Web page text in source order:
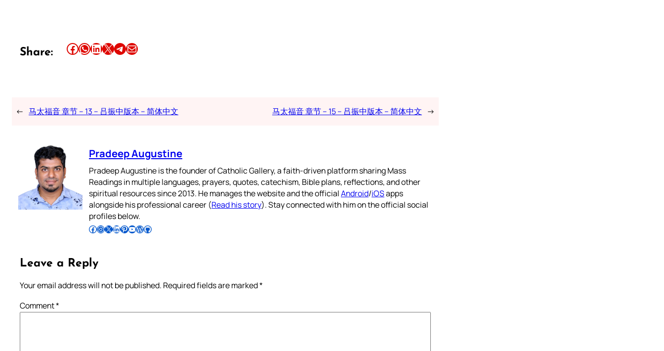
Share: Share this article on Facebook Share this article on WhatsApp Share this article on LinkedIn Share this article on X Share this article on TelegramEmail this Article
← 马太福音 章节 – 13 – 吕振中版本 – 简体中文 马太福音 章节 – 15 – 吕振中版本 – 简体中文 →
Pradeep Augustine
Pradeep Augustine is the founder of Catholic Gallery, a faith-driven platform sharing Mass
Readings in multiple languages, prayers, quotes, catechism, Bible plans, reflections, and other
spiritual resources since 2013. He manages the website and the officialAndroid/iOSapps
alongside his professional career (Read his story). Stay connected with him on the official social
profiles below.
Follow Pradeep on Facebook Follow Pradeep on InstagramFollow Pradeep on X Follow Pradeep on LinkedIn Follow Pradeep on Pinterest Subscribe to Pradeep’s Youtube Channel Follow Pradeep on WordPress Follow Pradeep on GitHub
Leave a Reply
Your email address will not be published. Required fields are marked*
Comment*